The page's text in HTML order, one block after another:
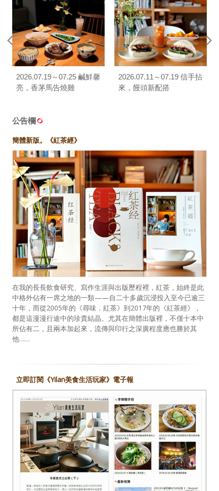
2026.07.19～07.25 鹹鮮馨
亮，香茅馬告燒雞
2026.07.11～07.19 信手拈
來，饅頭新配搭
公告欄
簡體新版。《紅茶經》
在我的長長飲食研究、寫作生涯與出版歷程裡，紅茶，始終是此
中格外佔有一席之地的一類——自二十多歲沉浸投入至今已逾三
十年，而從2005年的《尋味．紅茶》到2017年的《紅茶經》，
都是這漫漫行途中的珍貴結晶。尤其在簡體出版裡，不僅十本中
所佔有二，且兩本加起來，流傳與印行之深廣程度應也勝於其
他……
立即訂閱《Yilan美食生活玩家》電子報